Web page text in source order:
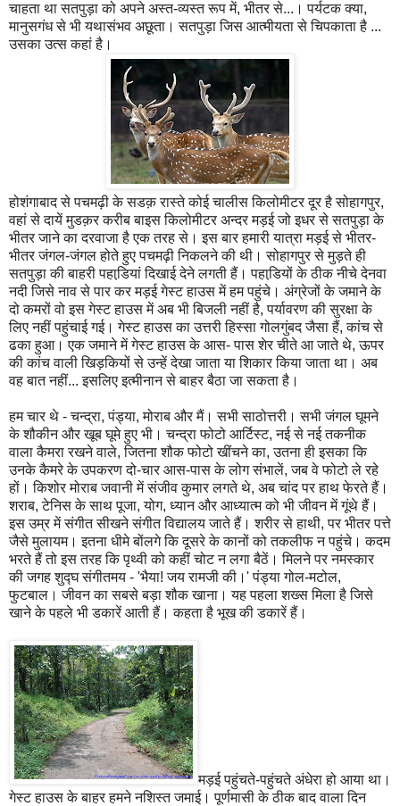
चाहता था सतपुड़ा को अपने अस्त-व्यस्त रूप में, भीतर से...। पर्यटक क्या,
मानुसगंध से भी यथासंभव अछूता। सतपुड़ा जिस आत्मीयता से चिपकाता है ...
उसका उत्स कहां है।
होशंगाबाद से पचमढ़ी के सडक़ रास्ते कोई चालीस किलोमीटर दूर है सोहागपुर,
वहां से दायें मुडक़र करीब बाइस किलोमीटर अन्दर मड़ई जो इधर से सतपुड़ा के
भीतर जाने का दरवाजा है एक तरह से। इस बार हमारी यात्रा मड़ई से भीतर-
भीतर जंगल-जंगल होते हुए पचमढ़ी निकलने की थी। सोहागपुर से मुड़ते ही
सतपुड़ा की बाहरी पहाडि़यां दिखाई देने लगती हैं। पहाडि़यों के ठीक नीचे देनवा
नदी जिसे नाव से पार कर मड़ई गेस्ट हाउस में हम पहुंचे। अंग्रेजों के जमाने के
दो कमरों वो इस गेस्ट हाउस में अब भी बिजली नहीं है, पर्यावरण की सुरक्षा के
लिए नहीं पहुंचाई गई। गेस्ट हाउस का उत्तरी हिस्सा गोलगुंबद जैसा हैं, कांच से
ढका हुआ। एक जमाने में गेस्ट हाउस के आस- पास शेर चीते आ जाते थे, ऊपर
की कांच वाली खिड़कियों से उन्हें देखा जाता या शिकार किया जाता था। अब
वह बात नहीं... इसलिए इत्मीनान से बाहर बैठा जा सकता है।
हम चार थे - चन्द्रा, पंड्या, मोराब और मैं। सभी साठोत्तरी। सभी जंगल घूमने
के शौकीन और खूब घूमे हुए भी। चन्द्रा फोटो आर्टिस्ट, नई से नई तकनीक
वाला कैमरा रखने वाले, जितना शौक फोटो खींचने का, उतना ही इसका कि
उनके कैमरे के उपकरण दो-चार आस-पास के लोग संभालें, जब वे फोटो ले रहे
हों। किशोर मोराब जवानी में संजीव कुमार लगते थे, अब चांद पर हाथ फेरते हैं।
शराब, टेनिस के साथ पूजा, योग, ध्यान और आध्यात्म को भी जीवन में गूंथे हैं।
इस उम्र में संगीत सीखने संगीत विद्यालय जाते हैं। शरीर से हाथी, पर भीतर पत्ते
जैसे मुलायम। इतना धीमे बोंलगे कि दूसरे के कानों को तकलीफ न पहुंचे। कदम
भरते हैं तो इस तरह कि पृथ्वी को कहीं चोट न लगा बैठें। मिलने पर नमस्कार
की जगह शुद्घ संगीतमय - 'भैया! जय रामजी की।' पंड्या गोल-मटोल,
फुटबाल। जीवन का सबसे बड़ा शौक खाना। यह पहला शख्स मिला है जिसे
खाने के पहले भी डकारें आती हैं। कहता है भूख की डकारें हैं।
मड़ई पहुंचते-पहुंचते अंधेरा हो आया था।
गेस्ट हाउस के बाहर हमने नशिस्त जमाई। पूर्णमासी के ठीक बाद वाला दिन